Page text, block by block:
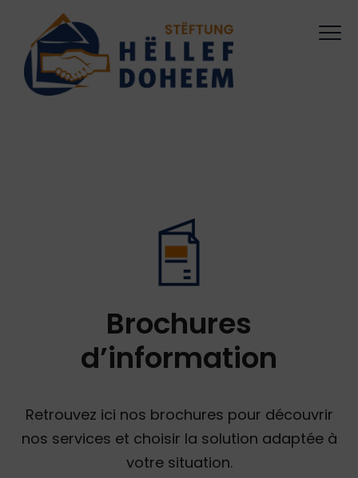
Brochures
d’information
Retrouvez ici nos brochures pour découvrir
nos services et choisir la solution adaptée à
votre situation.